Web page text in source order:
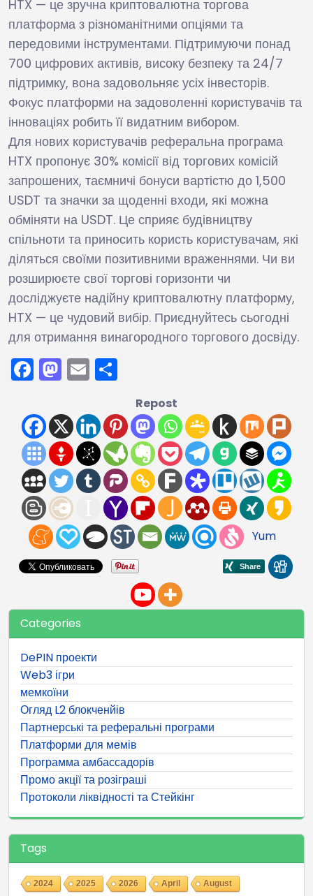
HTX — це зручна криптовалютна торгова
платформа з різноманітними опціями та
передовими інструментами. Підтримуючи понад
700 цифрових активів, високу безпеку та 24/7
підтримку, вона задовольняє усіх інвесторів.
Фокус платформи на задоволенні користувачів та
інноваціях робить її видатним вибором.
Для нових користувачів реферальна програма
HTX пропонує 30% комісії від торгових комісій
запрошених, таємничі бонуси вартістю до 1,500
USDT та значки за щоденні входи, які можна
обміняти на USDT. Це сприяє будівництву
спільноти та приносить користь користувачам, які
діляться своїми позитивними враженнями. Чи ви
розширюєте свої торгові горизонти чи
досліджуєте надійну криптовалютну платформу,
HTX — це чудовий вибір. Приєднуйтесь сьогодні
для отримання винагородного торгового досвіду.
Facebook
Mastodon
Email
Repost
Yum
Categories
DePIN проекти
Web3 ігри
мемкоїни
Огляд L2 блокченйів
Партнерські та реферальні програми
Платформи для мемів
Программа амбассадорів
Промо акції та розіграші
Протоколи ліквідності та Стейкінг
Tags
2024 2025 2026 April August